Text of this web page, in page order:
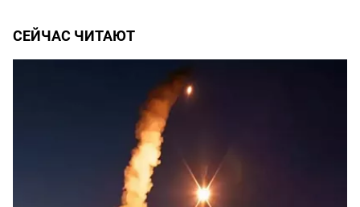
СЕЙЧАС ЧИТАЮТ